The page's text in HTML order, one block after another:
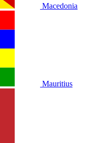
Macedonia
Mauritius